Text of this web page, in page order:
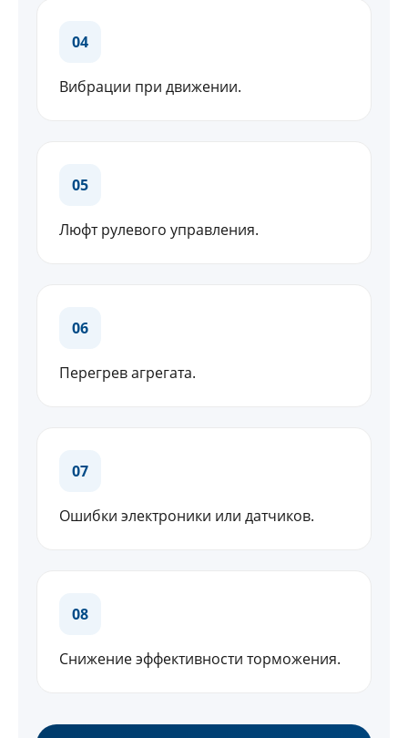
04
Вибрации при движении.
05
Люфт рулевого управления.
06
Перегрев агрегата.
07
Ошибки электроники или датчиков.
08
Снижение эффективности торможения.